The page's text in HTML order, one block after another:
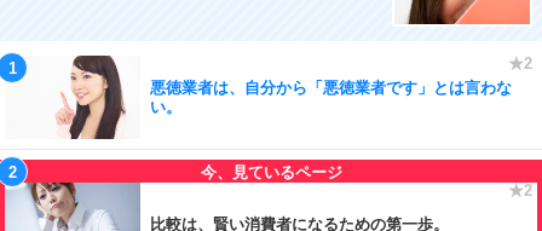
悪徳業者は、自分から「悪徳業者です」とは言わな
い。
比較は、賢い消費者になるための第一歩。